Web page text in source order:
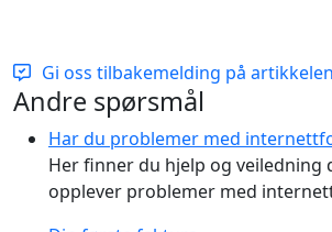
Gi oss tilbakemelding på artikkelen
Additional Informations
Andre spørsmål
Har du problemer med
Her finner du hjelp og veiledning
opplever problemer med